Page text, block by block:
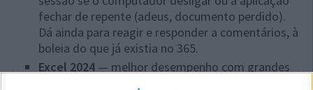
fechar de repente (adeus, documento perdido).
Dá ainda para reagir e responder a comentários, à
boleia do que já existia no 365.
Excel 2024 — melhor desempenho com grandes